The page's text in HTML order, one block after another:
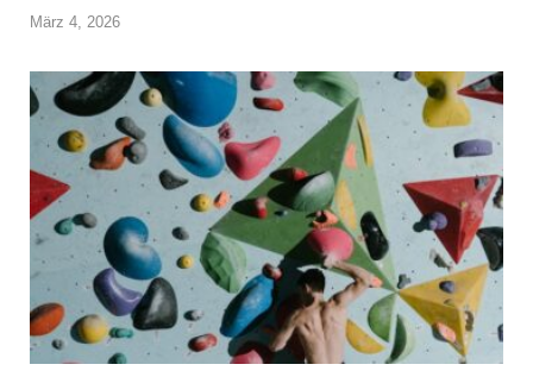
März 4, 2026